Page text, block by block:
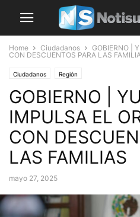
Home Ciudadanos
GOBIERNO |
CON DESCUENTOS PARA LAS
Ciudadanos Región
GOBIERNO |
IMPULSA EL
CON
LAS FAMILIAS
mayo 27, 2025